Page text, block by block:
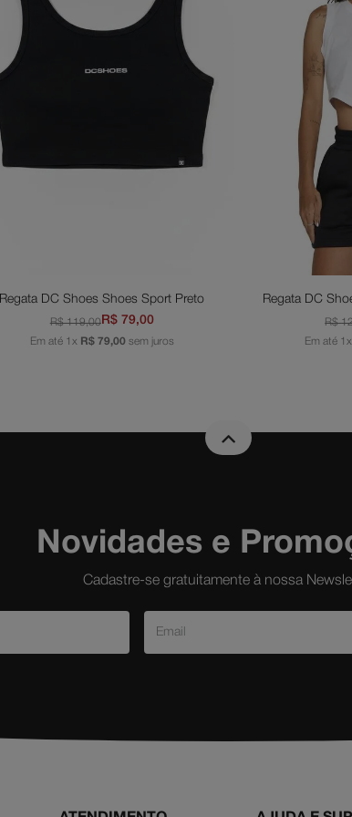
Regata DC Shoes Shoes Sport Preto
R$ 119,00R$ 79,00
Em até 1 x R$ 79,00sem juros
Regata DC
R$
Em até 1x
Novidades e
Cadastre-se gratuitamente à nossa
anvil
regata